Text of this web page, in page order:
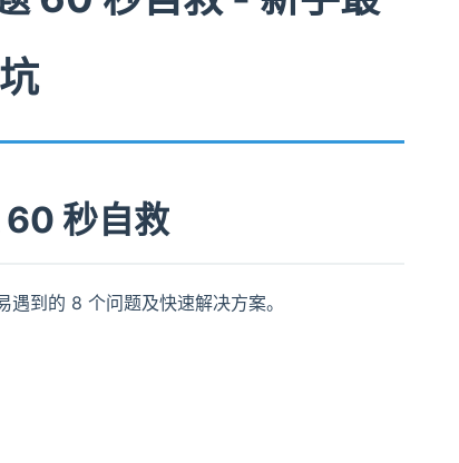
秒自救
到的 8 个问题及快速解决方案。